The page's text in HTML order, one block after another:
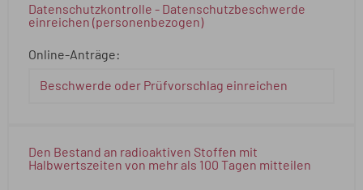
Datenschutzkontrolle - Datenschutzbeschwerde
einreichen (personenbezogen)
Online-Anträge:
Beschwerde oder Prüfvorschlag einreichen
Den Bestand an radioaktiven Stoffen mit
Halbwertszeiten von mehr als 100 Tagen mitteilen